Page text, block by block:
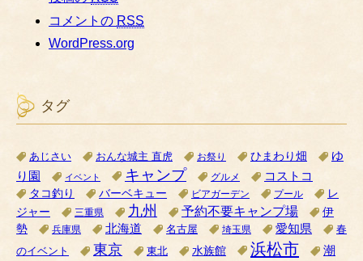
コメントの RSS
WordPress.org
タグ
あじさい おんな城主 直虎 お祭り ひまわり畑
ゆ
り園
イベント キャンプ グルメ コストコ
タコ釣り バーベキュー ビアガーデン プール
レ
ジャー
三重県 九州 予約不要キャンプ場
伊
勢
兵庫県 北海道 名古屋 埼玉県 愛知県
春
のイベント
東京 東北 水族館 浜松市 潮